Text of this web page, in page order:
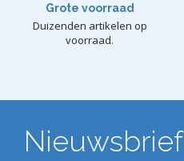
Grote voorraad
Duizenden artikelen op
voorraad.
Nieuwsbrief